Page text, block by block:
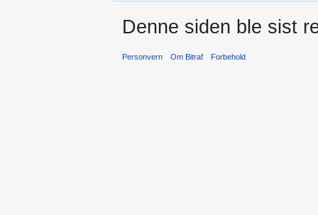
Denne siden ble sist
Personvern Om Bitraf Forbehold